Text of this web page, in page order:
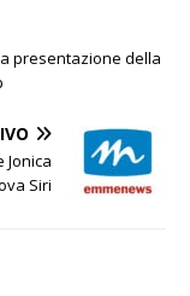
presentazione della
Siri